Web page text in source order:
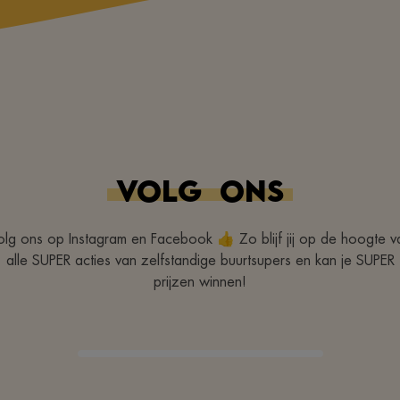
VOLG ONS
ons op Instagram en Facebook 👍 Zo blijf jij op de hoogte
alle SUPER acties van zelfstandige buurtsupers en kan je SUPER
prijzen winnen!